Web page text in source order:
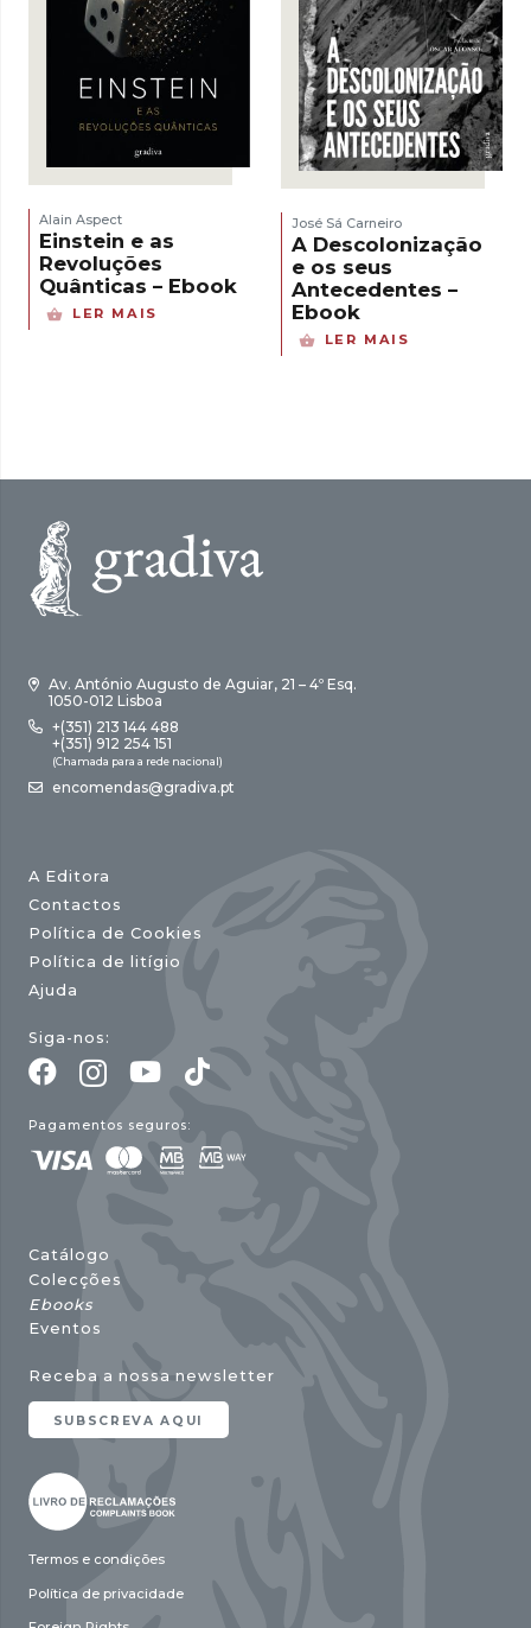
Alain Aspect
Einstein e as
Revoluções
Quânticas – Ebook
LER MAIS
José Sá Carneiro
A Descolonização
e os seus
Antecedentes –
Ebook
LER MAIS
Av. António Augusto de Aguiar, 21 – 4º Esq.
1050-012 Lisboa
+(351) 213 144 488
+(351) 912 254 151
(Chamada para a rede nacional)
encomendas@gradiva.pt
A Editora
Contactos
Política de Cookies
Política de litígio
Ajuda
Siga-nos:
Pagamentos seguros:
Catálogo
Colecções
Ebooks
Eventos
Receba a nossa newsletter
SUBSCREVA AQUI
Termos e condições
Política de privacidade